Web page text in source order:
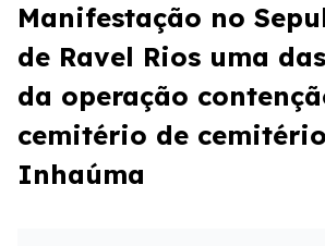
Manifestação no
de Ravel Rios uma
da operação
cemitério de
Inhaúma